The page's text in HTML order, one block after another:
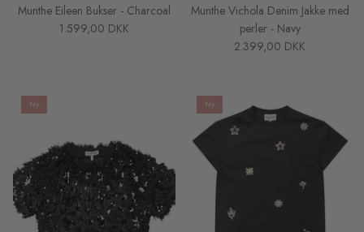
Munthe Eileen Bukser - Charcoal
1.599,00 DKK
Munthe Vichola Denim Jakke med
perler - Navy
2.399,00 DKK
Ny Ny